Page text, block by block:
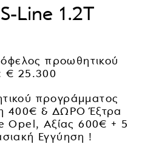
Line 1.2T
όφελος προωθητικού
€ 25.300
προγράμματος
400€ & ΔΩΡΟ Έξτρα
Opel, Αξίας 600€ + 5
Εγγύηση !